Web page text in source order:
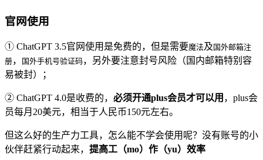
官网使用
① ChatGPT 3.5官网使用是免费的，但是需要魔法及 国外邮箱注
册， 国外手机号验证码，另外要注意封号风险（国内邮箱特别容
易被封）；
② ChatGPT 4.0是收费的， 必须开通plus会员才可以用 ，plus会
员每月20美元，相当于人民币150元左右。
但这么好的生产力工具，怎么能不学会使用呢？没有账号的小
伙伴赶紧行动起来， 提高工（mo）作（yu）效率